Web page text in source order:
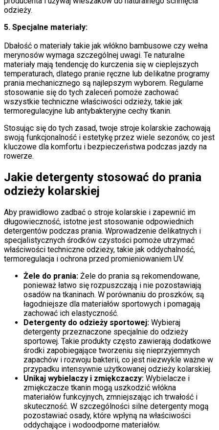
odzieży.
5. Specjalne materiały:
Dbałość o materiały takie jak włókno bambusowe czy wełna
merynosów wymaga szczególnej uwagi. Te naturalne
materiały mają tendencję do kurczenia się w cieplejszych
temperaturach, dlatego pranie ręczne lub delikatne programy
prania mechanicznego są najlepszym wyborem. Regularne
stosowanie się do tych zaleceń pomoże zachować
wszystkie techniczne właściwości odzieży, takie jak
termoregulacyjne lub antybakteryjne cechy tkanin.
Stosując się do tych zasad, twoje stroje kolarskie zachowają
swoją funkcjonalność i estetykę przez wiele sezonów, co jest
kluczowe dla komfortu i bezpieczeństwa podczas jazdy na
rowerze.
Jakie detergenty stosować do prania
odzieży kolarskiej
Aby prawidłowo zadbać o stroje kolarskie i zapewnić im
długowieczność, istotne jest stosowanie odpowiednich
detergentów podczas prania. Wprowadzenie delikatnych i
specjalistycznych środków czystości pomoże utrzymać
właściwości techniczne odzieży, takie jak oddychalność,
termoregulacja i ochrona przed promieniowaniem UV.
Żele do prania: Żele do prania są rekomendowane,
ponieważ łatwo się rozpuszczają i nie pozostawiają
osadów na tkaninach. W porównaniu do proszków, są
łagodniejsze dla materiałów sportowych i pomagają
zachować ich elastyczność.
Detergenty do odzieży sportowej: Wybieraj
detergenty przeznaczone specjalnie do odzieży
sportowej. Takie produkty często zawierają dodatkowe
środki zapobiegające tworzeniu się nieprzyjemnych
zapachów i rozwoju bakterii, co jest niezwykle ważne w
przypadku intensywnie użytkowanej odzieży kolarskiej.
Unikaj wybielaczy i zmiękczaczy: Wybielacze i
zmiękczacze tkanin mogą uszkodzić włókna
materiałów funkcyjnych, zmniejszając ich trwałość i
skuteczność. W szczególności silne detergenty mogą
pozostawiać osady, które wpłyną na właściwości
oddychające i wodoodporne materiałów.